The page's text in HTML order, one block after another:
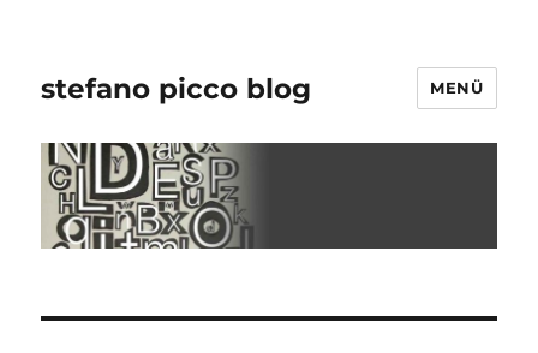
stefano picco blog MENÜ